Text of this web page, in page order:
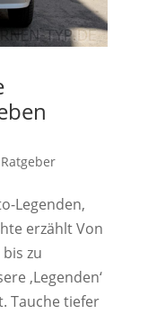
Ratgeber
Legenden,
erzählt Von
zu
‚Legenden‘
Tauche tiefer